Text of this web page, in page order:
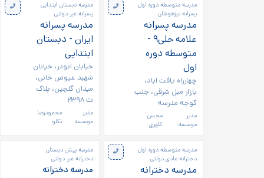
مدرسه متوسطه دوره اول
پسرانه تیزهوشان
مدرسه پسرانه
علامه حلی۹ -
متوسطه دوره
اول
چهارراه یافت اباد،
بازار مبل شرقی، جنب
کوچه مدرسه
مدیر
موسسه:
محسن
کلهری
مدرسه دبستان ابتدایی
پسرانه غیر دولتی
مدرسه پسرانه
ایران - دبستان
ابتدایی
خیابان ابوذر، خیابان
شهید عیوض خانی،
میدان گلچین، پلاک
ث ۲۳۹۸
مدیر
موسسه:
محمودرضا
تکلو
مدرسه متوسطه دوره اول
دخترانه عادی دولتی
مدرسه دخترانه
مدرسه پیش دبستان
دخترانه غیر دولتی
مدرسه دخترانه